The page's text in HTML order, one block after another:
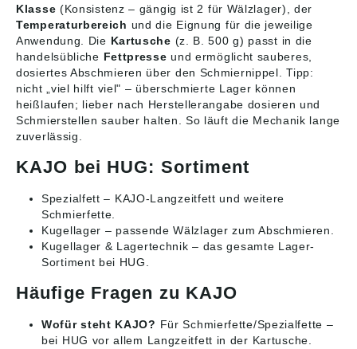
Klasse (Konsistenz – gängig ist 2 für Wälzlager), der
Temperaturbereich und die Eignung für die jeweilige
Anwendung. Die Kartusche (z. B. 500 g) passt in die
handelsübliche Fettpresse und ermöglicht sauberes,
dosiertes Abschmieren über den Schmiernippel. Tipp:
nicht „viel hilft viel" – überschmierte Lager können
heißlaufen; lieber nach Herstellerangabe dosieren und
Schmierstellen sauber halten. So läuft die Mechanik lange
zuverlässig.
KAJO bei HUG: Sortiment
Spezialfett – KAJO-Langzeitfett und weitere
Schmierfette.
Kugellager – passende Wälzlager zum Abschmieren.
Kugellager & Lagertechnik – das gesamte Lager-
Sortiment bei HUG.
Häufige Fragen zu KAJO
Wofür steht KAJO? Für Schmierfette/Spezialfette –
bei HUG vor allem Langzeitfett in der Kartusche.